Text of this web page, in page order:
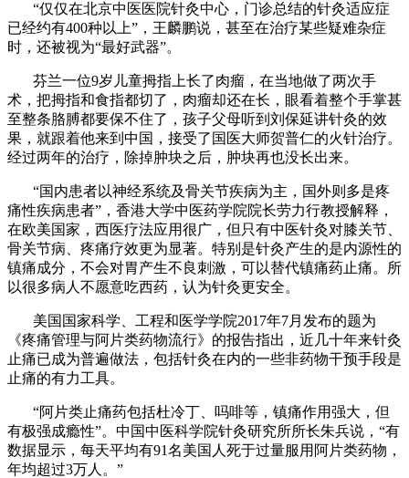
“仅仅在北京中医医院针灸中心，门诊总结的针灸适应症
已经约有400种以上”，王麟鹏说，甚至在治疗某些疑难杂症
时，还被视为“最好武器”。
芬兰一位9岁儿童拇指上长了肉瘤，在当地做了两次手
术，把拇指和食指都切了，肉瘤却还在长，眼看着整个手掌甚
至整条胳膊都要保不住了，孩子父母听到刘保延讲针灸的效
果，就跟着他来到中国，接受了国医大师贺普仁的火针治疗。
经过两年的治疗，除掉肿块之后，肿块再也没长出来。
“国内患者以神经系统及骨关节疾病为主，国外则多是疼
痛性疾病患者”，香港大学中医药学院院长劳力行教授解释，
在欧美国家，西医疗法应用很广，但只有中医针灸对膝关节、
骨关节病、疼痛疗效更为显著。特别是针灸产生的是内源性的
镇痛成分，不会对胃产生不良刺激，可以替代镇痛药止痛。所
以很多病人不愿意吃西药，认为针灸更安全。
美国国家科学、工程和医学学院2017年7月发布的题为
《疼痛管理与阿片类药物流行》的报告指出，近几十年来针灸
止痛已成为普遍做法，包括针灸在内的一些非药物干预手段是
止痛的有力工具。
“阿片类止痛药包括杜冷丁、吗啡等，镇痛作用强大，但
有极强成瘾性”。中国中医科学院针灸研究所所长朱兵说，“有
数据显示，每天平均有91名美国人死于过量服用阿片类药物，
年均超过3万人。”